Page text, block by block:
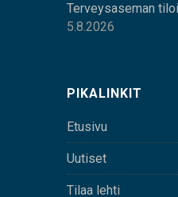
Terveysaseman
5.8.2026
PIKALINKIT
Etusivu
Uutiset
Tilaa lehti